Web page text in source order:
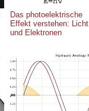
Das photoelektrische
Effekt verstehen: Licht
und Elektronen